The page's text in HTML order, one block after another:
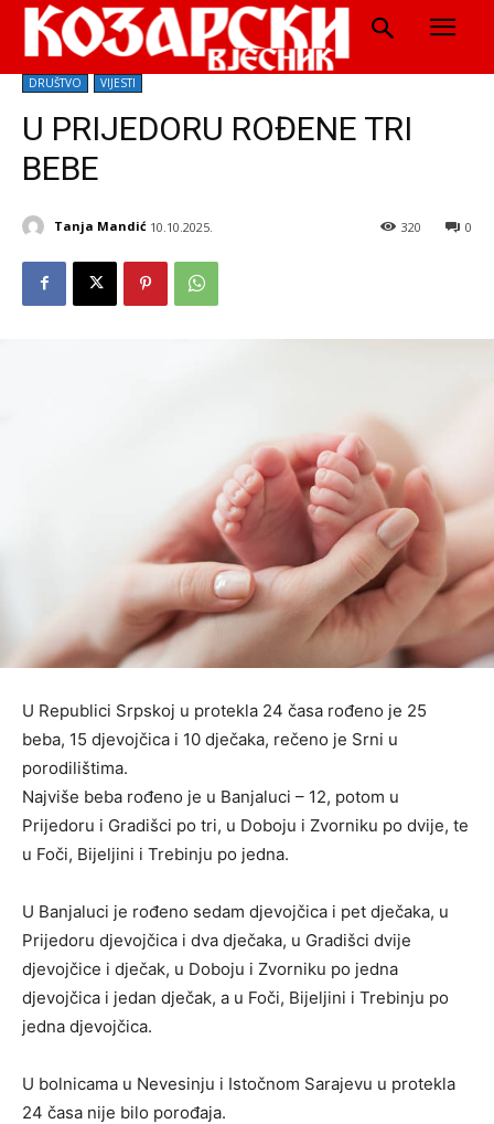
DRUŠTVO VIJESTI
U PRIJEDORU ROĐENE TRI
BEBE
Tanja Mandić 10.10.2025. 0
320
U Republici Srpskoj u protekla 24 časa rođeno je 25
beba, 15 djevojčica i 10 dječaka, rečeno je Srni u
porodilištima.
Najviše beba rođeno je u Banjaluci – 12, potom u
Prijedoru i Gradišci po tri, u Doboju i Zvorniku po dvije, te
u Foči, Bijeljini i Trebinju po jedna.
U Banjaluci je rođeno sedam djevojčica i pet dječaka, u
Prijedoru djevojčica i dva dječaka, u Gradišci dvije
djevojčice i dječak, u Doboju i Zvorniku po jedna
djevojčica i jedan dječak, a u Foči, Bijeljini i Trebinju po
jedna djevojčica.
U bolnicama u Nevesinju i Istočnom Sarajevu u protekla
24 časa nije bilo porođaja.